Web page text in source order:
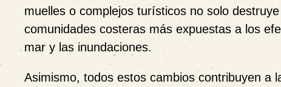
muelles o complejos turísticos no solo
comunidades costeras más expuestas a los
mar y las inundaciones.
Asimismo, todos estos cambios contribuyen a